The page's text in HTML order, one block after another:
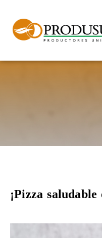
¡Pizza saludable